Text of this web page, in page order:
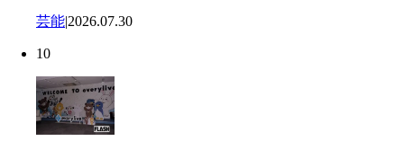
芸能|2026.07.30
10